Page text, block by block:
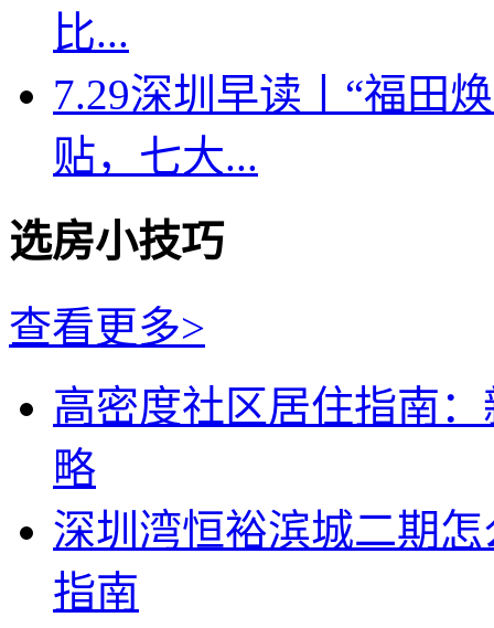
比...
7.29深圳早读丨“福田
贴，七大...
选房小技巧
查看更多>
高密度社区居住指南
略
深圳湾恒裕滨城二期
指南